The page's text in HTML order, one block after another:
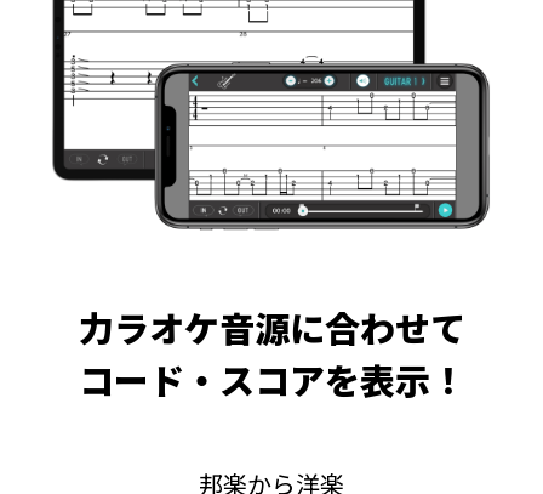
力ラオケ音源に合わせて
コード・スコアを表示！
邦楽から洋楽